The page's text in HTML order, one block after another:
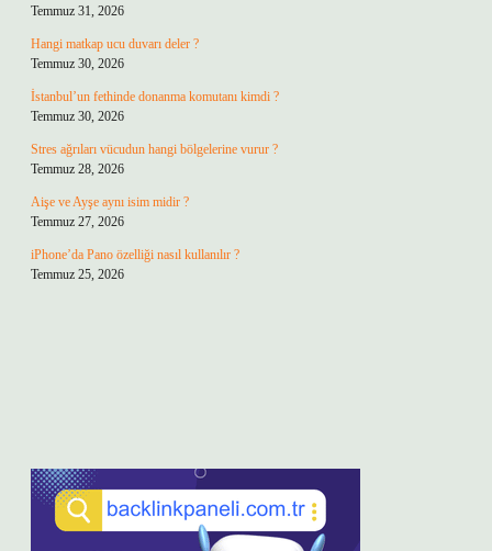
Temmuz 31, 2026
Hangi matkap ucu duvarı deler ?
Temmuz 30, 2026
İstanbul’un fethinde donanma komutanı kimdi ?
Temmuz 30, 2026
Stres ağrıları vücudun hangi bölgelerine vurur ?
Temmuz 28, 2026
Aişe ve Ayşe aynı isim midir ?
Temmuz 27, 2026
iPhone’da Pano özelliği nasıl kullanılır ?
Temmuz 25, 2026